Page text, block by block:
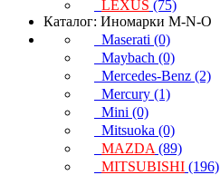
LEXUS (75)
Каталог: Иномарки M-N-O
Maserati (0)
Maybach (0)
Mercedes-Benz (2)
Mercury (1)
Mini (0)
Mitsuoka (0)
MAZDA (89)
MITSUBISHI (196)